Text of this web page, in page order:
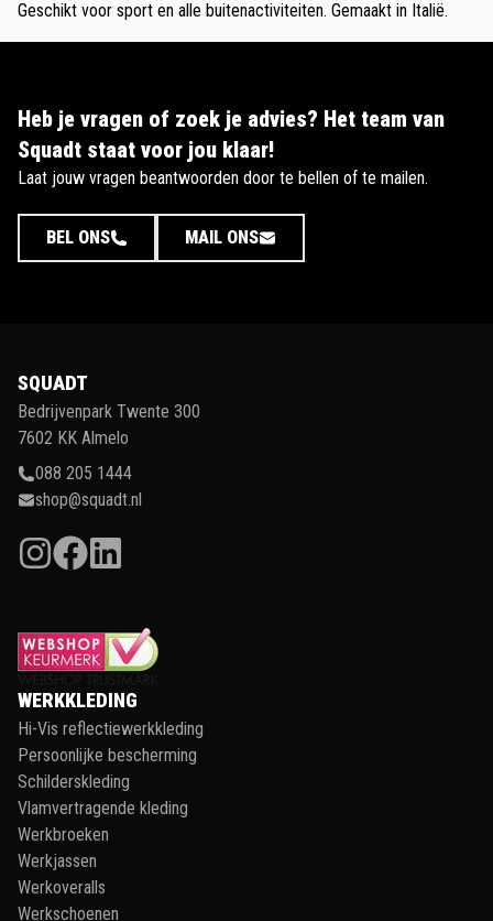
Geschikt voor sport en alle buitenactiviteiten. Gemaakt in Italië.
Heb je vragen of zoek je advies? Het team van
Squadt staat voor jou klaar!
Laat jouw vragen beantwoorden door te bellen of te mailen.
BEL ONS MAIL ONS
SQUADT
Bedrijvenpark Twente 300
7602 KK Almelo
088 205 1444
shop@squadt.nl
WERKKLEDING
Hi-Vis reflectiewerkkleding
Persoonlijke bescherming
Schilderskleding
Vlamvertragende kleding
Werkbroeken
Werkjassen
Werkoveralls
Werkschoenen